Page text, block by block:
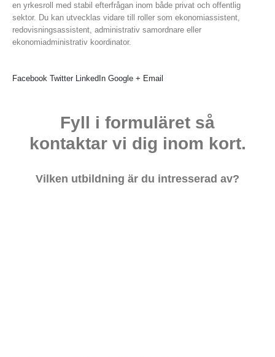
en yrkesroll med stabil efterfrågan inom både privat och offentlig
sektor. Du kan utvecklas vidare till roller som ekonomiassistent,
redovisningsassistent, administrativ samordnare eller
ekonomiadministrativ koordinator.
Facebook Twitter LinkedIn Google + Email
Fyll i formuläret så
kontaktar vi dig inom kort.
Vilken utbildning är du intresserad av?